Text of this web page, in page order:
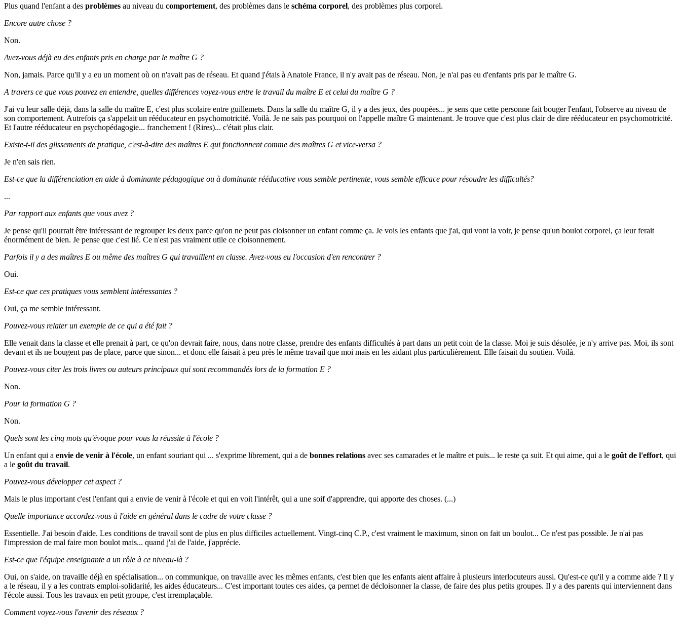
Plus quand l'enfant a des problèmes au niveau du comportement, des problèmes dans le schéma corporel, des problèmes plus corporel.
Encore autre chose ?
Non.
Avez-vous déjà eu des enfants pris en charge par le maître G ?
Non, jamais. Parce qu'il y a eu un moment où on n'avait pas de réseau. Et quand j'étais à Anatole France, il n'y avait pas de réseau. Non, je n'ai pas eu d'enfants pris par le maître G.
A travers ce que vous pouvez en entendre, quelles différences voyez-vous entre le travail du maître E et celui du maître G ?
J'ai vu leur salle déjà, dans la salle du maître E, c'est plus scolaire entre guillemets. Dans la salle du maître G, il y a des jeux, des poupées... je sens que cette personne fait bouger l'enfant, l'observe au niveau de
son comportement. Autrefois ça s'appelait un rééducateur en psychomotricité. Voilà. Je ne sais pas pourquoi on l'appelle maître G maintenant. Je trouve que c'est plus clair de dire rééducateur en psychomotricité.
Et l'autre rééducateur en psychopédagogie... franchement ! (Rires)... c'était plus clair.
Existe-t-il des glissements de pratique, c'est-à-dire des maîtres E qui fonctionnent comme des maîtres G et vice-versa ?
Je n'en sais rien.
Est-ce que la différenciation en aide à dominante pédagogique ou à dominante rééducative vous semble pertinente, vous semble efficace pour résoudre les difficultés?
...
Par rapport aux enfants que vous avez ?
Je pense qu'il pourrait être intéressant de regrouper les deux parce qu'on ne peut pas cloisonner un enfant comme ça. Je vois les enfants que j'ai, qui vont la voir, je pense qu'un boulot corporel, ça leur ferait
énormément de bien. Je pense que c'est lié. Ce n'est pas vraiment utile ce cloisonnement.
Parfois il y a des maîtres E ou même des maîtres G qui travaillent en classe. Avez-vous eu l'occasion d'en rencontrer ?
Oui.
Est-ce que ces pratiques vous semblent intéressantes ?
Oui, ça me semble intéressant.
Pouvez-vous relater un exemple de ce qui a été fait ?
Elle venait dans la classe et elle prenait à part, ce qu'on devrait faire, nous, dans notre classe, prendre des enfants difficultés à part dans un petit coin de la classe. Moi je suis désolée, je n'y arrive pas. Moi, ils sont
devant et ils ne bougent pas de place, parce que sinon... et donc elle faisait à peu près le même travail que moi mais en les aidant plus particulièrement. Elle faisait du soutien. Voilà.
Pouvez-vous citer les trois livres ou auteurs principaux qui sont recommandés lors de la formation E ?
Non.
Pour la formation G ?
Non.
Quels sont les cinq mots qu'évoque pour vous la réussite à l'école ?
Un enfant qui a envie de venir à l'école, un enfant souriant qui ... s'exprime librement, qui a de bonnes relations avec ses camarades et le maître et puis... le reste ça suit. Et qui aime, qui a le goût de l'effort, qui
a le goût du travail.
Pouvez-vous développer cet aspect ?
Mais le plus important c'est l'enfant qui a envie de venir à l'école et qui en voit l'intérêt, qui a une soif d'apprendre, qui apporte des choses. (...)
Quelle importance accordez-vous à l'aide en général dans le cadre de votre classe ?
Essentielle. J'ai besoin d'aide. Les conditions de travail sont de plus en plus difficiles actuellement. Vingt-cinq C.P., c'est vraiment le maximum, sinon on fait un boulot... Ce n'est pas possible. Je n'ai pas
l'impression de mal faire mon boulot mais... quand j'ai de l'aide, j'apprécie.
Est-ce que l'équipe enseignante a un rôle à ce niveau-là ?
Oui, on s'aide, on travaille déjà en spécialisation... on communique, on travaille avec les mêmes enfants, c'est bien que les enfants aient affaire à plusieurs interlocuteurs aussi. Qu'est-ce qu'il y a comme aide ? Il y
a le réseau, il y a les contrats emploi-solidarité, les aides éducateurs... C'est important toutes ces aides, ça permet de décloisonner la classe, de faire des plus petits groupes. Il y a des parents qui interviennent dans
l'école aussi. Tous les travaux en petit groupe, c'est irremplaçable.
Comment voyez-vous l'avenir des réseaux ?